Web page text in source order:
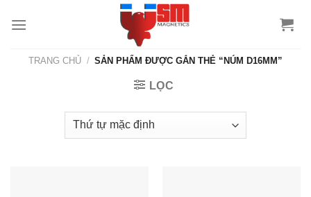
TRANG CHỦ / SẢN PHẨM ĐƯỢC GẮN THẺ “NÚM D16MM”
LỌC